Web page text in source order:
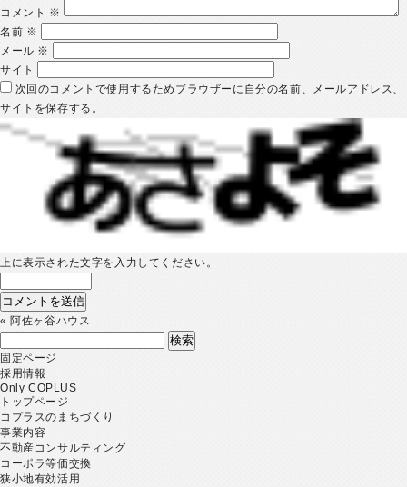
コメント ※
名前 ※
メール ※
サイト
次回のコメントで使用するためブラウザーに自分の名前、メールアドレス、
サイトを保存する。
上に表示された文字を入力してください。
« 阿佐ヶ谷ハウス
索:
固定ページ
採用情報
Only COPLUS
トップページ
コプラスのまちづくり
事業内容
不動産コンサルティング
コーポラ等価交換
狭小地有効活用